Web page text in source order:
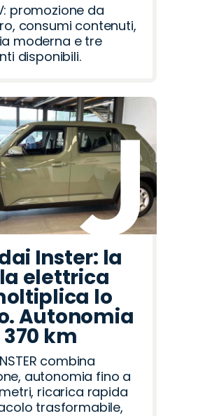
promozione da
consumi contenuti,
moderna e tre
disponibili.
Inster: la
elettrica
lo
Autonomia
km
combina
autonomia fino a
ricarica rapida
trasformabile,